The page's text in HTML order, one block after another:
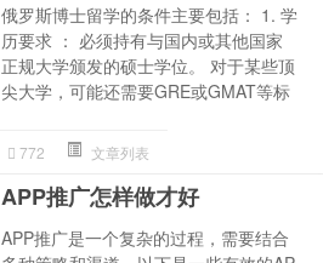
俄罗斯博士留学的条件主要包括： 1. 学
历要求 ： 必须持有与国内或其他国家
正规大学颁发的硕士学位。 对于某些顶
尖大学，可能还需要GRE或GMAT等标
772 文章列表
APP推广怎样做才好
APP推广是一个复杂的过程，需要结合